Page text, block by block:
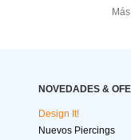
NOVEDADES &
Design It!
Nuevos Piercings